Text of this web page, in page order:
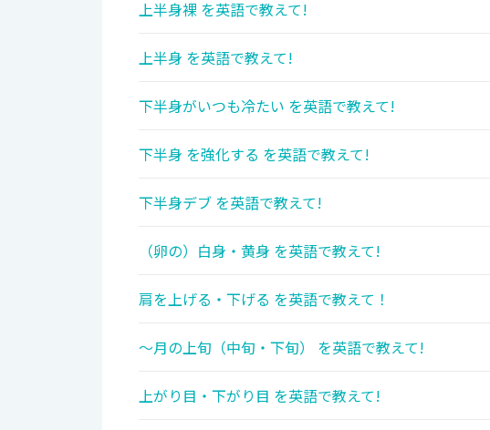
上半身裸 を英語で教えて!
上半身 を英語で教えて!
下半身がいつも冷たい を英語で教えて!
下半身 を強化する を英語で教えて!
下半身デブ を英語で教えて!
（卵の）白身・黄身 を英語で教えて!
肩を上げる・下げる を英語で教えて！
～月の上旬（中旬・下旬） を英語で教えて!
上がり目・下がり目 を英語で教えて!